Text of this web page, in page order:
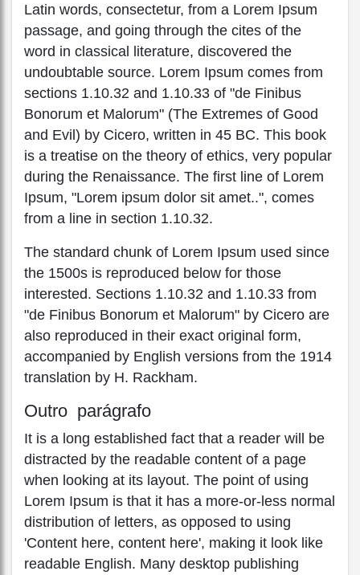
Latin words, consectetur, from a Lorem Ipsum
passage, and going through the cites of the
word in classical literature, discovered the
undoubtable source. Lorem Ipsum comes from
sections 1.10.32 and 1.10.33 of "de Finibus
Bonorum et Malorum" (The Extremes of Good
and Evil) by Cicero, written in 45 BC. This book
is a treatise on the theory of ethics, very popular
during the Renaissance. The first line of Lorem
Ipsum, "Lorem ipsum dolor sit amet..", comes
from a line in section 1.10.32.
The standard chunk of Lorem Ipsum used since
the 1500s is reproduced below for those
interested. Sections 1.10.32 and 1.10.33 from
"de Finibus Bonorum et Malorum" by Cicero are
also reproduced in their exact original form,
accompanied by English versions from the 1914
translation by H. Rackham.
Outro parágrafo
It is a long established fact that a reader will be
distracted by the readable content of a page
when looking at its layout. The point of using
Lorem Ipsum is that it has a more-or-less normal
distribution of letters, as opposed to using
'Content here, content here', making it look like
readable English. Many desktop publishing